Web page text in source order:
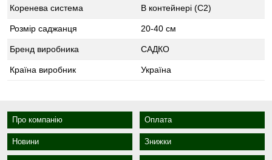
Коренева система В контейнері (С2)
Розмір саджанця 20-40 см
Бренд виробника САДКО
Країна виробник Україна
Про компанію Оплата
Новини Знижки